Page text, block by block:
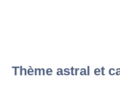
Thème astral et